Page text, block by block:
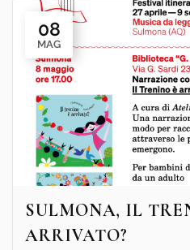
08
MAG
SULMONA, IL
ARRIVATO?